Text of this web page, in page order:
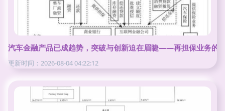
汽车金融产品已成趋势，突破与创新迫在眉睫——再担保业务的
更新时间：2026-08-04 04:22:12